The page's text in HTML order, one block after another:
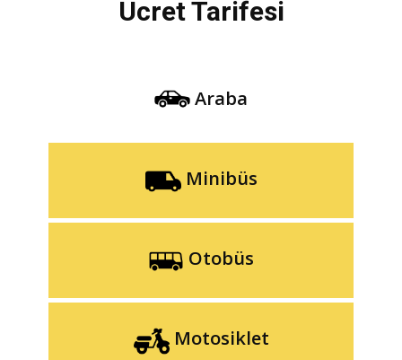
Ücret Tarifesi
Araba
Minibüs
Otobüs
Motosiklet